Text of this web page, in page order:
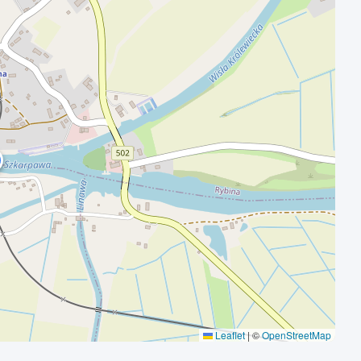
Leaflet|©OpenStreetMap